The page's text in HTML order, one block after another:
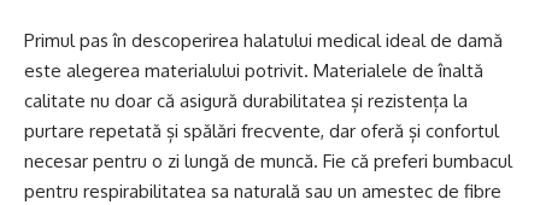
Primul pas în descoperirea halatului medical ideal de damă
este alegerea materialului potrivit. Materialele de înaltă
calitate nu doar că asigură durabilitatea și rezistența la
purtare repetată și spălări frecvente, dar oferă și confortul
necesar pentru o zi lungă de muncă. Fie că preferi bumbacul
pentru respirabilitatea sa naturală sau un amestec de fibre